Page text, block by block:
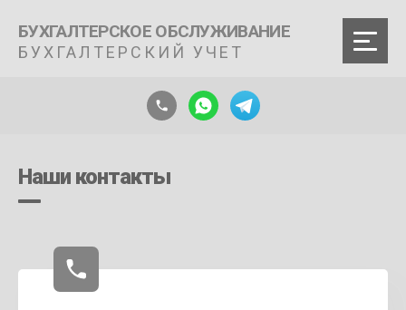
БУХГАЛТЕРСКОЕ ОБСЛУЖИВАНИЕ
БУХГАЛТЕРСКИЙ УЧЕТ
Наши контакты